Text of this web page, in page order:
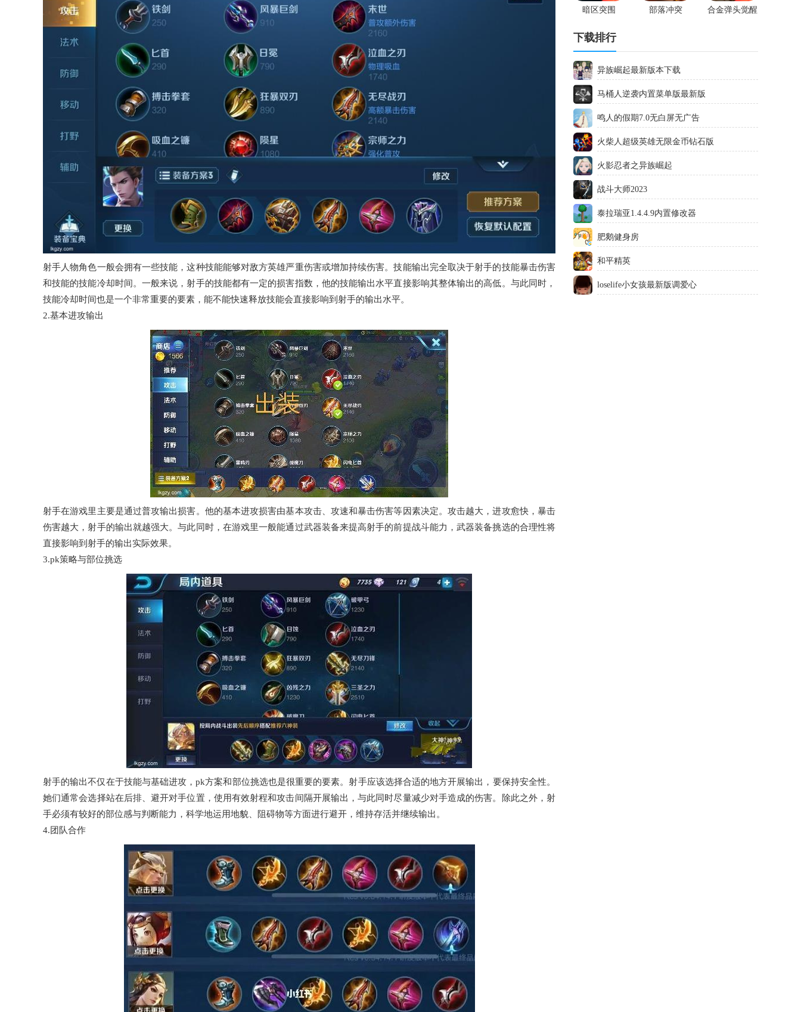
射手人物角色一般会拥有一些技能，这种技能能够对敌方英雄严重伤害或增加持续伤害。技能输出完全取决于射手的技能暴击伤害
和技能的技能冷却时间。一般来说，射手的技能都有一定的损害指数，他的技能输出水平直接影响其整体输出的高低。与此同时，
技能冷却时间也是一个非常重要的要素，能不能快速释放技能会直接影响到射手的输出水平。
2.基本进攻输出
射手在游戏里主要是通过普攻输出损害。他的基本进攻损害由基本攻击、攻速和暴击伤害等因素决定。攻击越大，进攻愈快，暴击
伤害越大，射手的输出就越强大。与此同时，在游戏里一般能通过武器装备来提高射手的前提战斗能力，武器装备挑选的合理性将
直接影响到射手的输出实际效果。
3.pk策略与部位挑选
射手的输出不仅在于技能与基础进攻，pk方案和部位挑选也是很重要的要素。射手应该选择合适的地方开展输出，要保持安全性。
她们通常会选择站在后排、避开对手位置，使用有效射程和攻击间隔开展输出，与此同时尽量减少对手造成的伤害。除此之外，射
手必须有较好的部位感与判断能力，科学地运用地貌、阻碍物等方面进行避开，维持存活并继续输出。
4.团队合作
暗区突围 部落冲突 合金弹头觉醒
下载排行
异族崛起最新版本下载
马桶人逆袭内置菜单版最新版
鸣人的假期7.0无白屏无广告
火柴人超级英雄无限金币钻石版
火影忍者之异族崛起
战斗大师2023
泰拉瑞亚1.4.4.9内置修改器
肥鹅健身房
和平精英
loselife小女孩最新版调爱心